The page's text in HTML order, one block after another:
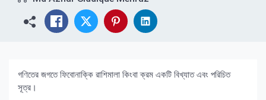
গণিতের জগতে ফিবোনাক্কি রাশিমালা কিংবা ক্রম একটি বিখ্যাত এবং পরিচিত
সূত্র।